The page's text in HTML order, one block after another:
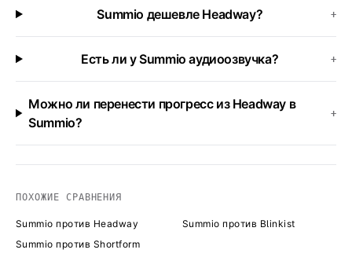
Summio дешевле Headway? +
Есть ли у Summio аудиоозвучка? +
Можно ли перенести прогресс из Headway в
Summio?
+
ПОХОЖИЕ СРАВНЕНИЯ
Summio против Headway
Summio против Blinkist
Summio против Shortform